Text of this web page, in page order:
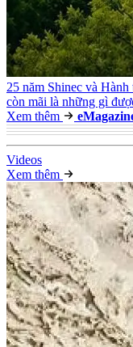
25 năm Shinec và
còn mãi là những gì
Xem thêm
e
Videos
Xem thêm